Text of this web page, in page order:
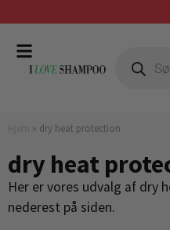
» dry heat protection
dry heat
Her er vores udvalg af dry
nederest på siden.